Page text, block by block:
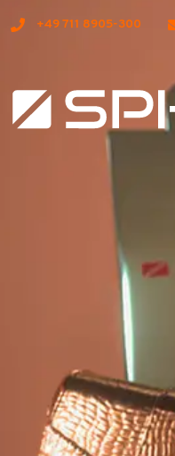
+49 711 8905-300